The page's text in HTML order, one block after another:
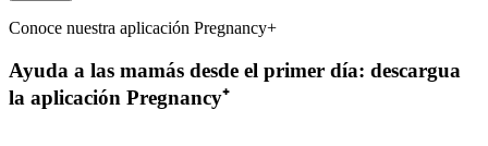
Conoce nuestra aplicación Pregnancy+
Ayuda a las mamás desde el primer día: descargua
la aplicación Pregnancy⁺